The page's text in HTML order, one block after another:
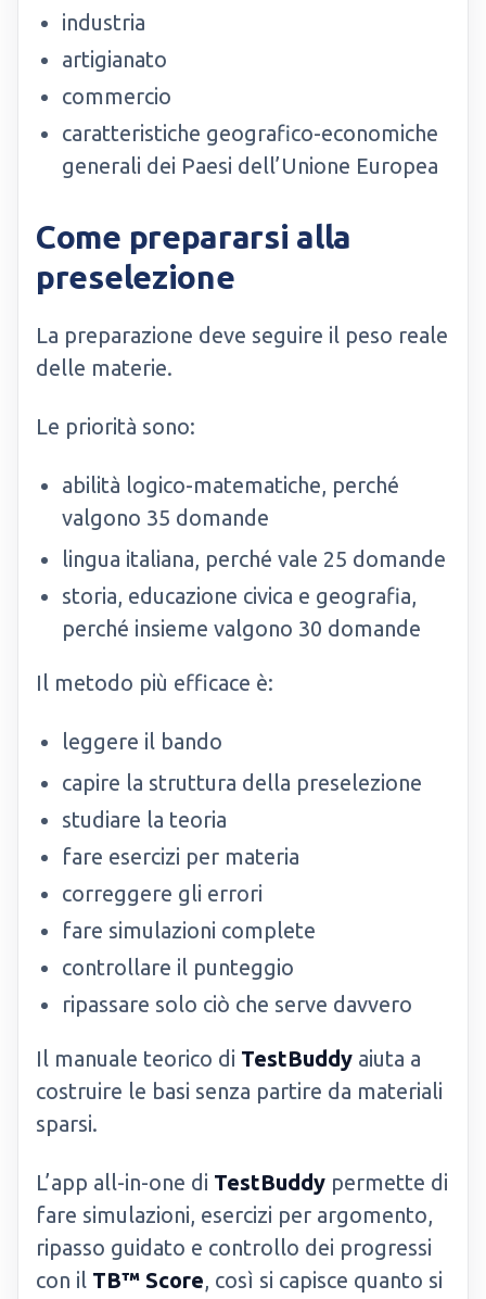
industria
artigianato
commercio
caratteristiche geografico-economiche
generali dei Paesi dell’Unione Europea
Come prepararsi alla
preselezione
La preparazione deve seguire il peso reale
delle materie.
Le priorità sono:
abilità logico-matematiche, perché
valgono 35 domande
lingua italiana, perché vale 25 domande
storia, educazione civica e geografia,
perché insieme valgono 30 domande
Il metodo più efficace è:
leggere il bando
capire la struttura della preselezione
studiare la teoria
fare esercizi per materia
correggere gli errori
fare simulazioni complete
controllare il punteggio
ripassare solo ciò che serve davvero
Il manuale teorico di TestBuddy aiuta a
costruire le basi senza partire da materiali
sparsi.
L’app all-in-one di TestBuddy permette di
fare simulazioni, esercizi per argomento,
ripasso guidato e controllo dei progressi
con il TB™ Score, così si capisce quanto si